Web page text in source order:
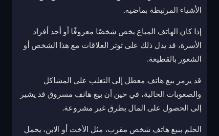
الأشياء المرتبطة بماضيه.
إذا كان الهاتف المباع يخص شخصًا معروفًا أو أحد أفراد
الأسرة، قد يدل ذلك على توتر العلاقات مع هذا الشخص أو
الشعور بالقطيعة.
قد يرمز بيع هاتف معطل إلى التغلب على المشاكل
والصعوبات الحالية، في حين أن بيع هاتف مسروق قد يشير
إلى الحصول على المال بطرق غير مشروعة.
الحلم ببيع هاتف شخص مقرب، مثل الأخت أو الابن، يحمل